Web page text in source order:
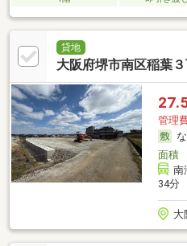
貸地
大阪府堺市南区稲葉
管理
面積
南
34分
大